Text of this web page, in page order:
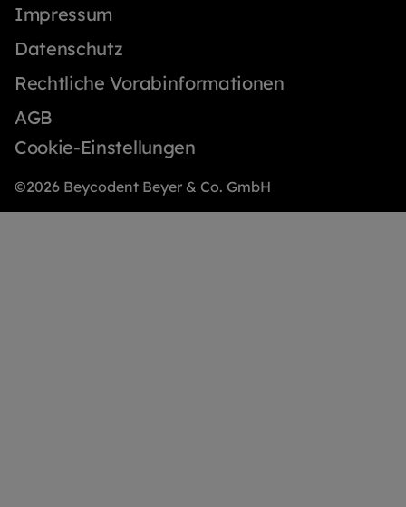
Impressum
Datenschutz
Rechtliche Vorabinformationen
AGB
Cookie-Einstellungen
©2026 Beycodent Beyer & Co. GmbH